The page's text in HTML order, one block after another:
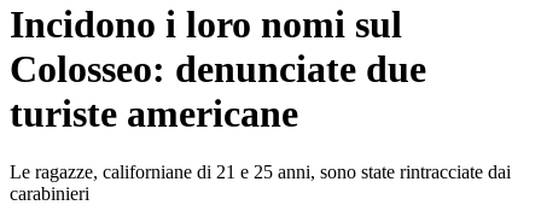
Incidono i loro nomi sul
Colosseo: denunciate due
turiste americane
Le ragazze, californiane di 21 e 25 anni, sono state rintracciate dai
carabinieri